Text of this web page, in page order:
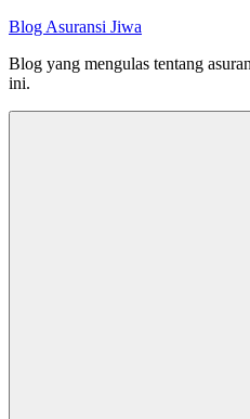
Skip
content
Blog Asuransi Jiwa
Blog yang mengulas tentang
ini.